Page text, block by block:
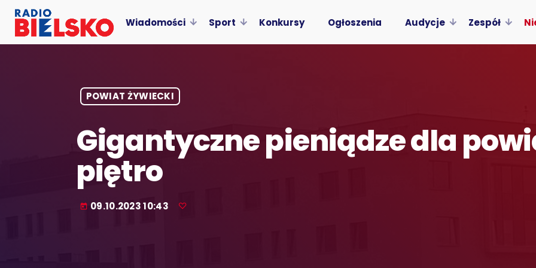
Wiadomości Sport Konkursy Ogłoszenia Audycje Zespół
POWIAT ŻYWIECKI
Gigantyczne pieniądze dla
piętro
today 09.10.2023 10:43